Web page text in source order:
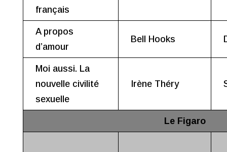
français
A propos
d’amour
Bell Hooks
Moi aussi. La
nouvelle civilité
sexuelle
Irène Théry
Le Figaro